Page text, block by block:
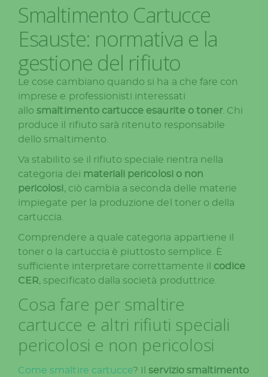
Smaltimento Cartucce
Esauste: normativa e la
gestione del rifiuto
Le cose cambiano quando si ha a che fare con
imprese e professionisti interessati
allo smaltimento cartucce esaurite o toner. Chi
produce il rifiuto sarà ritenuto responsabile
dello smaltimento.
Va stabilito se il rifiuto speciale rientra nella
categoria dei materiali pericolosi o non
pericolosi , ciò cambia a seconda delle materie
impiegate per la produzione del toner o della
cartuccia.
Comprendere a quale categoria appartiene il
toner o la cartuccia è piuttosto semplice. È
sufficiente interpretare correttamente il
codice
CER, specificato dalla società produttrice.
Cosa fare per smaltire
cartucce e altri rifiuti speciali
pericolosi e non pericolosi
Come smaltire cartucce? Il
servizio smaltimento